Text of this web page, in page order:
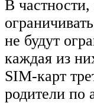
В
не будут
каждая из
SIM-карт
родители по